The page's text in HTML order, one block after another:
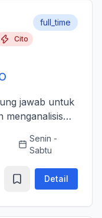
Cito
full_time
jawab untuk
menganalisis
waktu,
Senin -
Sabtu
Detail